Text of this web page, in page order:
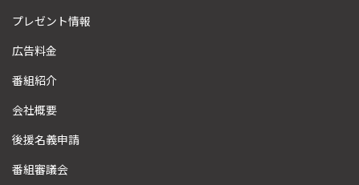
プレゼント情報
広告料金
番組紹介
会社概要
後援名義申請
番組審議会